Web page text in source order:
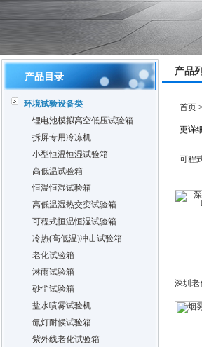
产品
首页
更详
可程
产品目录
环境试验设备类
锂电池模拟高空低压试验箱
拆屏专用冷冻机
小型恒温恒湿试验箱
高低温试验箱
恒温恒湿试验箱
高低温湿热交变试验箱
可程式恒温恒湿试验箱
冷热(高低温)冲击试验箱
老化试验箱
淋雨试验箱
砂尘试验箱
盐水喷雾试验机
氙灯耐候试验箱
紫外线老化试验箱